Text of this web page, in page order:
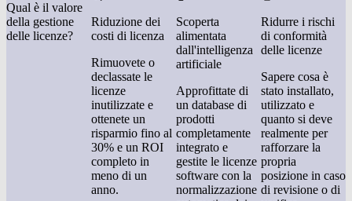
Qual è il valore
della gestione
delle licenze?
Riduzione dei
costi di licenza
Rimuovete o
declassate le
licenze
inutilizzate e
ottenete un
risparmio fino al
30% e un ROI
completo in
meno di un
anno.
Scoperta
alimentata
dall'intelligenza
artificiale
Approfittate di
un database di
prodotti
completamente
integrato e
gestite le licenze
software con la
normalizzazione
Ridurre i rischi
di conformità
delle licenze
Sapere cosa è
stato installato,
utilizzato e
quanto si deve
realmente per
rafforzare la
propria
posizione in caso
di revisione o di